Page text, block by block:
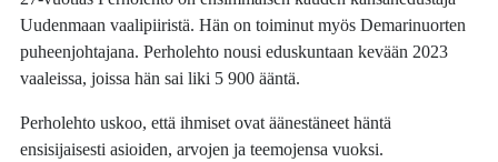
Uudenmaan vaalipiiristä. Hän on toiminut myös Demarinuorten
puheenjohtajana. Perholehto nousi eduskuntaan kevään 2023
vaaleissa, joissa hän sai liki 5 900 ääntä.
Perholehto uskoo, että ihmiset ovat äänestäneet häntä
ensisijaisesti asioiden, arvojen ja teemojensa vuoksi.